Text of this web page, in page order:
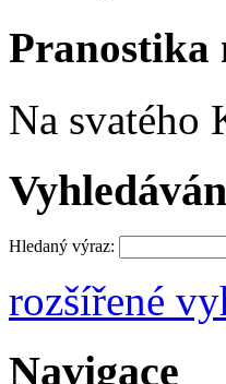
Pranostika
Na svatého
Hledaný výraz:
rozšířené
Navigace